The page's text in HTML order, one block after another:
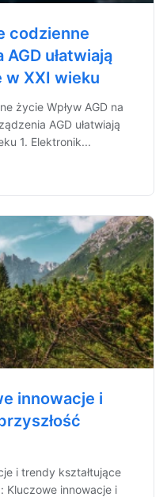
codzienne
ułatwiają
w XXI wieku
życie Wpływ AGD na
AGD ułatwiają
1. Elektronik...
innowacje i
i trendy kształtujące
Kluczowe innowacje i